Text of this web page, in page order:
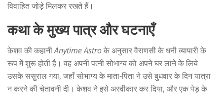
विवाहित जोड़े मिलकर रखते हैं।
कथा के मुख्य पात्र और घटनाएँ
केशव की कहानीAnytime Astroके अनुसार वैराणसी के धनी व्यापारी के
रूप में शुरू होती है। वह अपनी पत्नी सोभाग्य को अपने घर लाने के लिये
उसके ससुराल गया, जहाँ सोभाग्य के माता‑पिता ने उसे बुधवार के दिन यात्रा
न करने की चेतावनी दी। केशव ने इसे अस्वीकार कर दिया, और एक पेड़ के